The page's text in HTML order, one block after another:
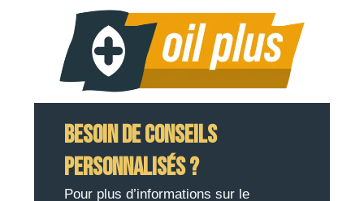
Besoin de conseils
personnalisés ?
Pour plus d’informations sur le